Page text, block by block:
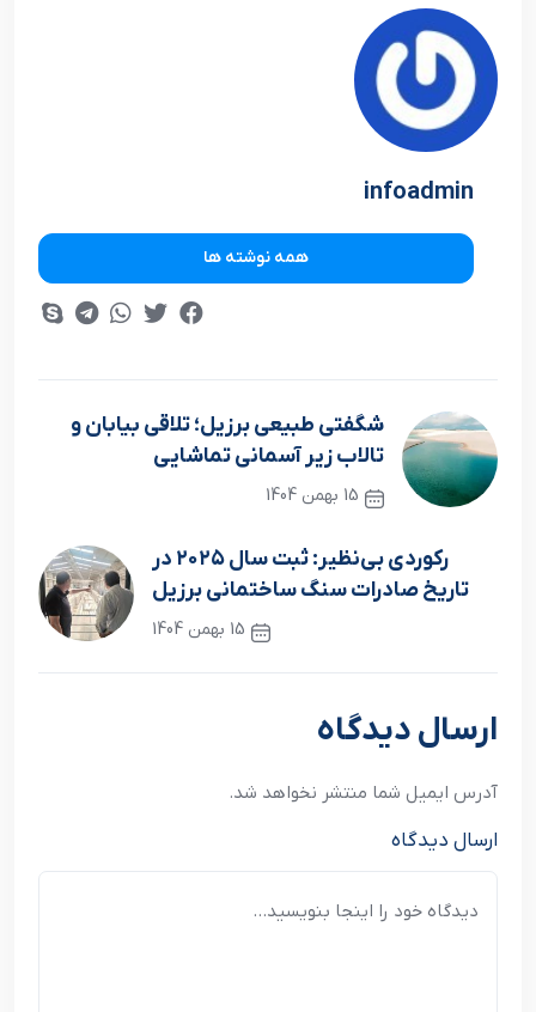
infoadmin
همه نوشته ها
شگفتی طبیعی برزیل؛ تلاقی بیابان و
تالاب زیر آسمانی تماشایی
15 بهمن 1404
رکوردی بی‌نظیر: ثبت سال ۲۰۲۵ در
تاریخ صادرات سنگ ساختمانی برزیل
15 بهمن 1404
نوشته بعدی
ارسال دیدگاه
آدرس ایمیل شما منتشر نخواهد شد.
ارسال دیدگاه